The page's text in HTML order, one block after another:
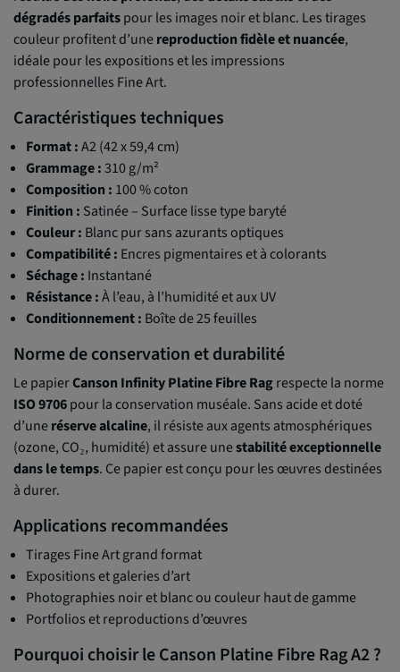
dégradés parfaitspour les images noir et blanc. Les tirages
couleur profitent d’unereproduction fidèle et nuancée,
idéale pour les expositions et les impressions
professionnelles Fine Art.
Caractéristiques techniques
Format :A2 (42 x 59,4 cm)
Grammage :310 g/m²
Composition : 100 % coton
Finition : Satinée – Surface lisse type baryté
Couleur : Blanc pur sans azurants optiques
Compatibilité : Encres pigmentaires et à colorants
Séchage : Instantané
Résistance :À l’eau, à l’humidité et aux UV
Conditionnement : Boîte de 25 feuilles
Norme de conservation et durabilité
Le papierCanson Infinity Platine Fibre Ragrespecte la norme
ISO 9706pour la conservation muséale. Sans acide et doté
d’uneréserve alcaline, il résiste aux agents atmosphériques
(ozone, CO₂, humidité) et assure unestabilité exceptionnelle
dans le temps. Ce papier est conçu pour les œuvres destinées
à durer.
Applications recommandées
Tirages Fine Art grand format
Expositions et galeries d’art
Photographies noir et blanc ou couleur haut de gamme
Portfolios et reproductions d’œuvres
Pourquoi choisir le Canson Platine Fibre Rag A2 ?